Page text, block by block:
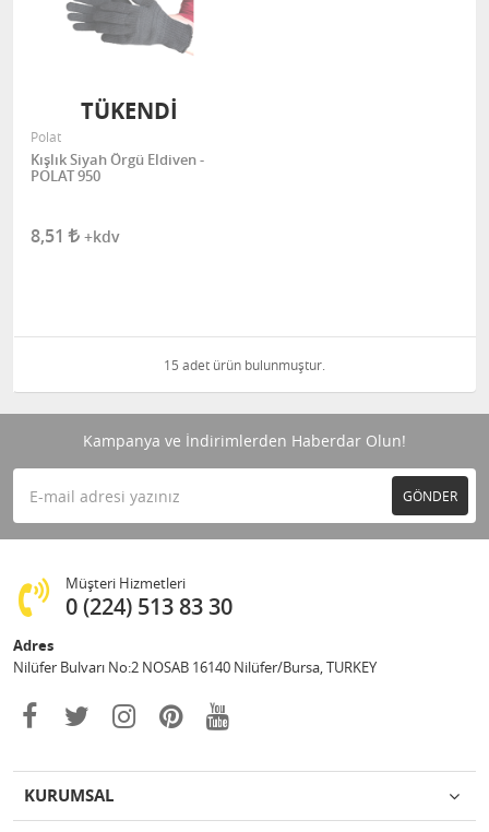
Polat
Kışlık Siyah Örgü Eldiven -
POLAT 950
8,51 +kdv
TÜKENDİ
15 adet ürün bulunmuştur.
Kampanya ve İndirimlerden Haberdar Olun!
GÖNDER
Müşteri Hizmetleri
0 (224) 513 83 30
Adres
Nilüfer Bulvarı No:2 NOSAB 16140 Nilüfer/Bursa, TURKEY
KURUMSAL